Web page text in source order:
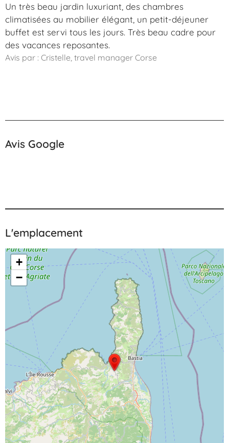
Un très beau jardin luxuriant, des chambres
climatisées au mobilier élégant, un petit-déjeuner
buffet est servi tous les jours. Très beau cadre pour
des vacances reposantes.
Avis par : Cristelle, travel manager Corse
Avis Google
L'emplacement
+
−